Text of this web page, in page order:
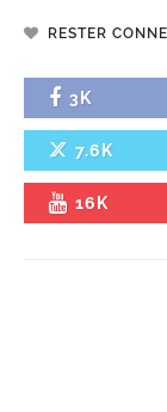
RESTER
3K
7.6K
16K